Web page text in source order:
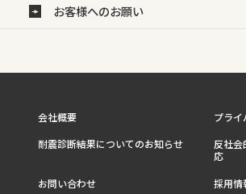
お客様へのお願い
会社概要
プライ
耐震診断結果についてのお知らせ
反社
応
お問い合わせ
採用情